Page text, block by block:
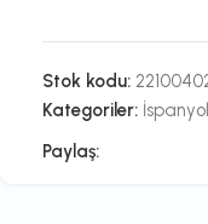
Stok kodu:
Kategoriler:
Paylaş: